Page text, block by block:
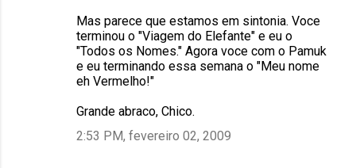
Mas parece que estamos em sintonia. Voce
terminou o "Viagem do Elefante" e eu o
"Todos os Nomes." Agora voce com o Pamuk
e eu terminando essa semana o "Meu nome
eh Vermelho!"
Grande abraco, Chico.
2:53 PM, fevereiro 02, 2009